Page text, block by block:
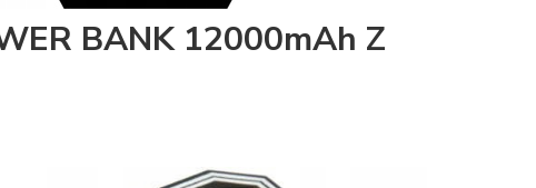
BANK 12000mAh Z